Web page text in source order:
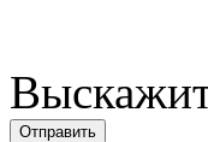
Отправить